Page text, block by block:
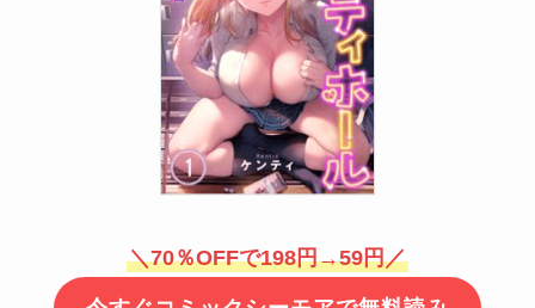
＼70％OFFで198円→59円／